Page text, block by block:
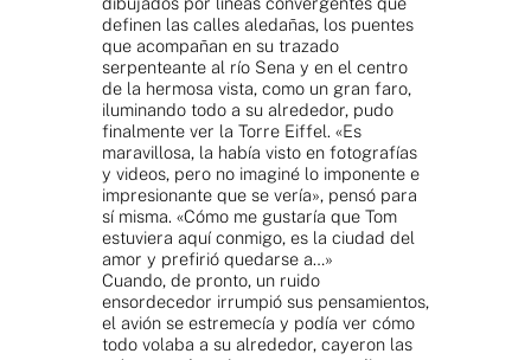
definen las calles aledañas, los puentes
que acompañan en su trazado
serpenteante al río Sena y en el centro
de la hermosa vista, como un gran faro,
iluminando todo a su alrededor, pudo
finalmente ver la Torre Eiffel. «Es
maravillosa, la había visto en fotografías
y videos, pero no imaginé lo imponente e
impresionante que se vería», pensó para
sí misma. «Cómo me gustaría que Tom
estuviera aquí conmigo, es la ciudad del
amor y prefirió quedarse a…»
Cuando, de pronto, un ruido
ensordecedor irrumpió sus pensamientos,
el avión se estremecía y podía ver cómo
todo volaba a su alrededor, cayeron las